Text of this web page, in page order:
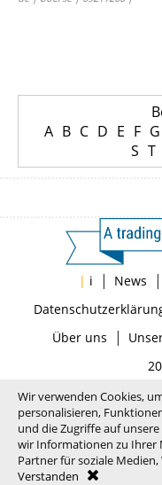
A B C D E F G
S T
| i | News |
Über uns |
Wir verwenden Cookies,
personalisieren,
und die Zugriffe auf
wir Informationen zu Ihrer
Partner für soziale
Verstanden